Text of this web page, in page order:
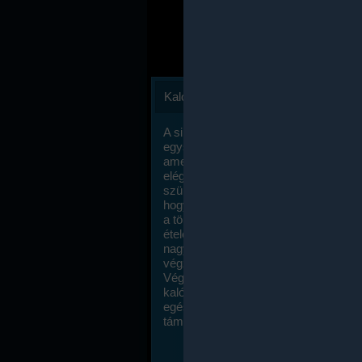
Kalóriaszámlálás
A sikeres fogyás titka valójában igen
egyszerű: égess több energiát, mint
amennyit beviszel. Természetesen
elég nagy fegyelemre és akaraterőre
szükség, de meglepődve fogod
hogy a kalóriaszámolás mennyire
a többi diétához képest. Itt nincsenek
ételek és a megengedett kalóriabevitelt
nagymértékben növelheted ha
végzel.
Végül, de nem utolsó sorban, a
kalóriaszámolás módszerét a legtöbb
egészségügyi szakorvos ajánlja és
támogatja.